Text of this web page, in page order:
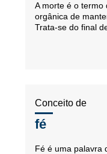
A morte é o termo
orgânica de
Trata-se do final
Conceito de
fé
Fé é uma palavra